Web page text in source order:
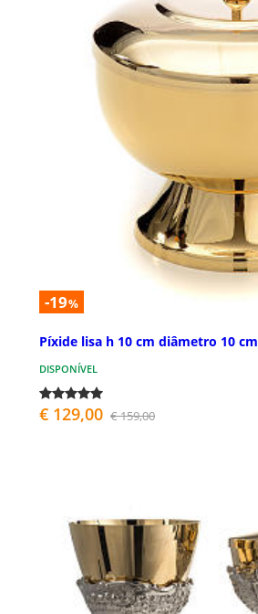
-19%
Píxide lisa h 10 cm diâmetro 10 cm
DISPONÍVEL
€ 129,00 € 159,00